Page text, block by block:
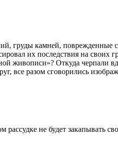
груды камней, поврежденные
их последствия на
живописи»? Откуда черпали
все разом сговорились
рассудке не будет